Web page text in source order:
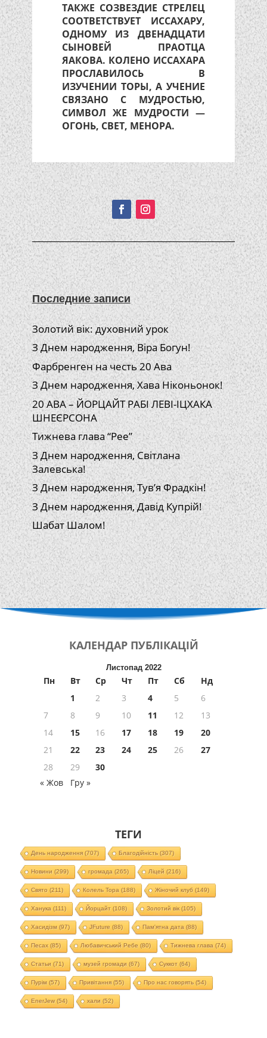
ТАКЖЕ СОЗВЕЗДИЕ СТРЕЛЕЦ
СООТВЕТСТВУЕТ ИССАХАРУ,
ОДНОМУ ИЗ ДВЕНАДЦАТИ
СЫНОВЕЙ ПРАОТЦА
ЯАКОВА. КОЛЕНО ИССАХАРА
ПРОСЛАВИЛОСЬ В
ИЗУЧЕНИИ ТОРЫ, А УЧЕНИЕ
СВЯЗАНО С МУДРОСТЬЮ,
СИМВОЛ ЖЕ МУДРОСТИ —
ОГОНЬ, СВЕТ, МЕНОРА.
Подписывайтесь!
Последние записи
Золотий вік: духовний урок
З Днем народження, Віра Богун!
Фарбренген на честь 20 Ава
З Днем народження, Хава Ніконьонок!
20 АВА – ЙОРЦАЙТ РАБІ ЛЕВІ-ІЦХАКА
ШНЕЄРСОНА
Тижнева глава “Рее”
З Днем народження, Світлана
Залевська!
З Днем народження, Тув’я Фрадкін!
З Днем народження, Давід Купрій!
Шабат Шалом!
КАЛЕНДАР ПУБЛІКАЦІЙ
Листопад 2022
Пн Вт Ср Чт Пт Сб
Нд
1
2 3 4 5
6
7
8 9 10 11 12
13
14
15 16 17 18 19
20
21
22 23 24 25 26
27
28
29
30
« Жов
Гру »
ТЕГИ
День народження(707) Благодійність (307)
Новини (299) громада (265) Ліцей (216)
Свято (211) Колель Тора (188) Жіночий клуб (149)
Ханука (111) Йорцайт (108) Золотий вік(105)
Хасидізм (97) JFuture (88) Пам'ятна дата (88)
Песах(85) Любавичський Ребе (80) Тижнева глава (74)
Статьи (71) музей громади (67) Суккот (64)
Пурім (57) Привітання(55) Про нас говорять (54)
EnerJew(54) хали (52)